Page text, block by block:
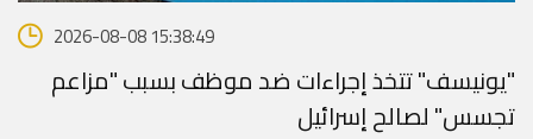
2026-08-08 15:38:49
"يونيسف" تتخذ إجراءات ضد موظف بسبب "مزاعم
تجسس" لصالح إسرائيل